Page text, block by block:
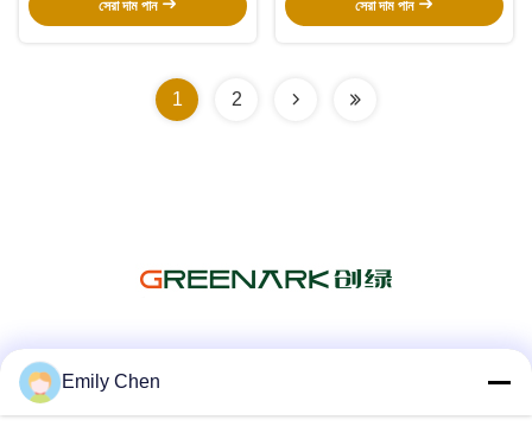
সেরা দাম পান সেরা দাম পান
1 2
Emily Chen